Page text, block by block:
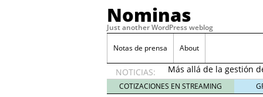
Nominas
Just another WordPress weblog
Notas de prensa About
NOTICIAS:
Desempleo Colombia
Más allá de la gestión
Una digitalización
en el sector financiero
COTIZACIONES EN STREAMING